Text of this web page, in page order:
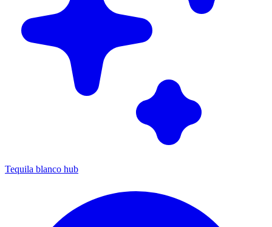
Tequila blanco hub